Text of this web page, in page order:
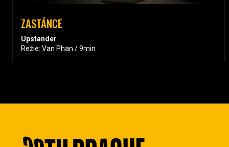
ZASTÁNCE
Upstander
Režie: Van Phan / 9min